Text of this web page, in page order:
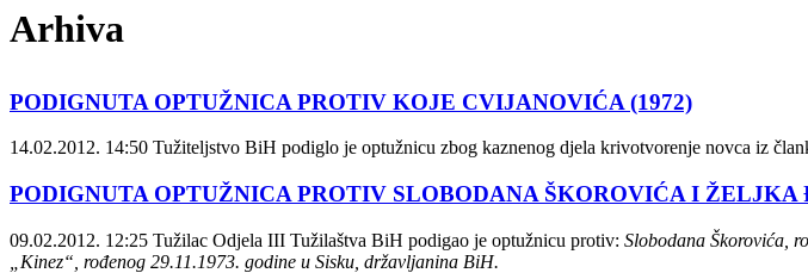
Arhiva
PODIGNUTA OPTUŽNICA PROTIV KOJE CVIJANOVIĆA (1972)
14.02.2012. 14:50 Tužiteljstvo BiH podiglo je optužnicu zbog kaznenog djela krivotvorenje novca iz
PODIGNUTA OPTUŽNICA PROTIV SLOBODANA ŠKOROVIĆA I
09.02.2012. 12:25 Tužilac Odjela III Tužilaštva BiH podigao je optužnicu protiv: Slobodana Škorovića,
„Kinez“, rođenog 29.11.1973. godine u Sisku, državljanina BiH.